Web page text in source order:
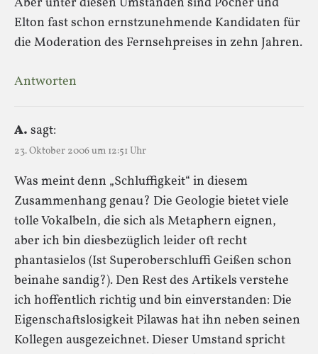
Elton fast schon ernstzunehmende Kandidaten für
die Moderation des Fernsehpreises in zehn Jahren.
Antworten
A. sagt:
23. Oktober 2006 um 12:51 Uhr
Was meint denn „Schluffigkeit“ in diesem
Zusammenhang genau? Die Geologie bietet viele
tolle Vokalbeln, die sich als Metaphern eignen,
aber ich bin diesbezüglich leider oft recht
phantasielos (Ist Superoberschluffi Geißen schon
beinahe sandig?). Den Rest des Artikels verstehe
ich hoffentlich richtig und bin einverstanden: Die
Eigenschaftslosigkeit Pilawas hat ihn neben seinen
Kollegen ausgezeichnet. Dieser Umstand spricht